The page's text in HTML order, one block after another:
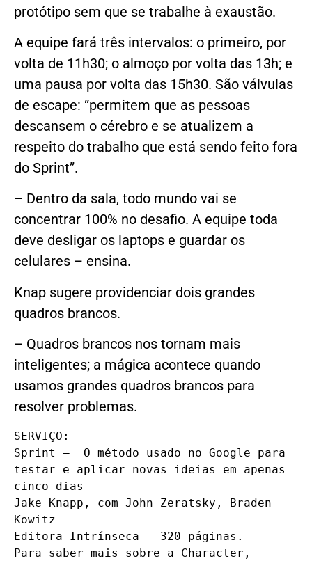
protótipo sem que se trabalhe à exaustão.
A equipe fará três intervalos: o primeiro, por
volta de 11h30; o almoço por volta das 13h; e
uma pausa por volta das 15h30. São válvulas
de escape: “permitem que as pessoas
descansem o cérebro e se atualizem a
respeito do trabalho que está sendo feito fora
do Sprint”.
– Dentro da sala, todo mundo vai se
concentrar 100% no desafio. A equipe toda
deve desligar os laptops e guardar os
celulares – ensina.
Knap sugere providenciar dois grandes
quadros brancos.
– Quadros brancos nos tornam mais
inteligentes; a mágica acontece quando
usamos grandes quadros brancos para
resolver problemas.
SERVIÇO:
Sprint –  O método usado no Google para
testar e aplicar novas ideias em apenas
cinco dias
Jake Knapp, com John Zeratsky, Braden
Kowitz
Editora Intrínseca – 320 páginas.
Para saber mais sobre a Character,